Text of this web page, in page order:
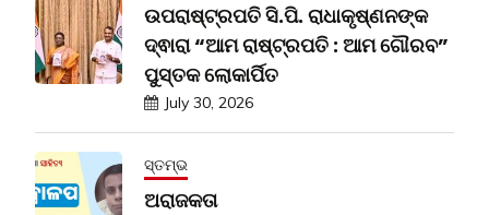
ଉପରାଷ୍ଟ୍ରପତି ସି.ପି. ରାଧାକୃଷ୍ଣନଙ୍କ
ଦ୍ଵାରା “ଆମ ରାଷ୍ଟ୍ରପତି : ଆମ ଗୌରବ”
ପୁସ୍ତକ ଲୋକାର୍ପିତ
July 30, 2026
ସ୍ତମ୍ଭ
ଅରାଜକତା